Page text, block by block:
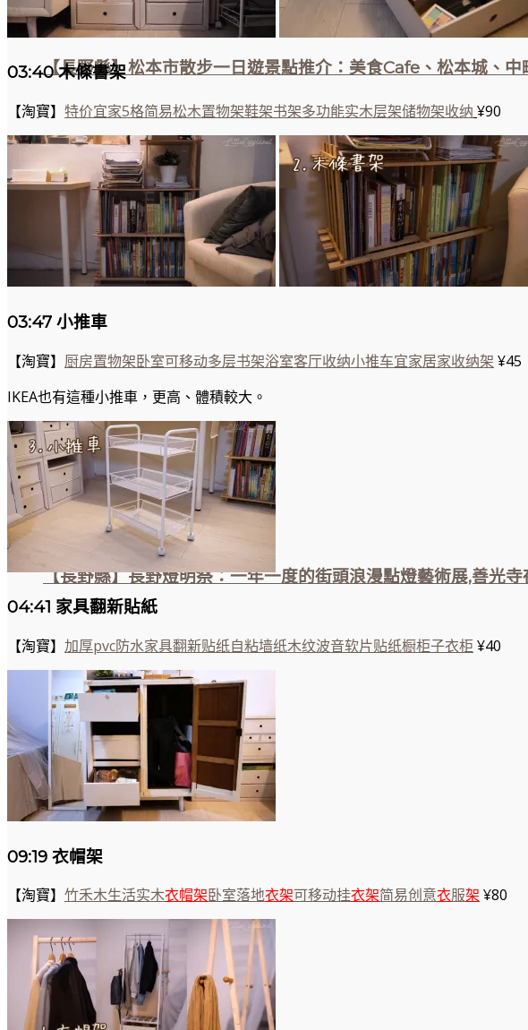
【長野縣】松本市散步一日遊景點推介：美食Cafe、松本城、中
【長野縣】長野燈明祭：一年一度的街頭浪漫點燈藝術展,善光寺
03:40 木條書架
【淘寶】 特价宜家5格简易松木置物架鞋架书架多功能实木层架储物架收纳 ¥90
03:47 小推車
【淘寶】 厨房置物架卧室可移动多层书架浴室客厅收纳小推车宜家居家收纳架 ¥45
IKEA也有這種小推車，更高、體積較大。
04:41 家具翻新貼紙
【淘寶】 加厚pvc防水家具翻新贴纸自粘墙纸木纹波音软片贴纸橱柜子衣柜¥40
09:19 衣帽架
【淘寶】 竹禾木生活实木衣帽架卧室落地衣架可移动挂衣架简易创意衣服架 ¥80